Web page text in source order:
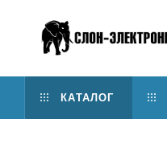
КАТАЛОГ